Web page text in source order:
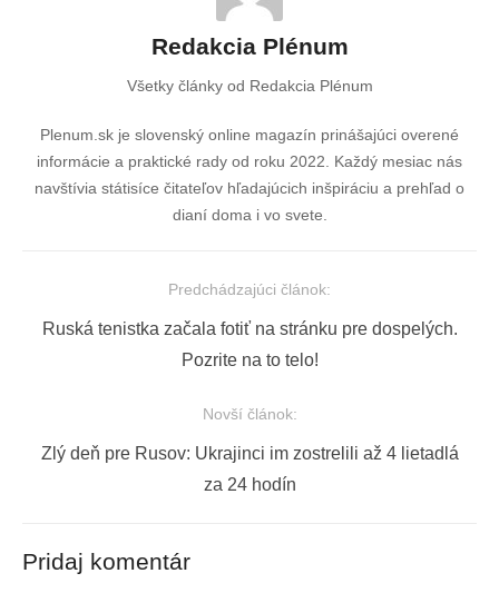
Redakcia Plénum
Všetky články od Redakcia Plénum
Plenum.sk je slovenský online magazín prinášajúci overené
informácie a praktické rady od roku 2022. Každý mesiac nás
navštívia státisíce čitateľov hľadajúcich inšpiráciu a prehľad o
dianí doma i vo svete.
Predchádzajúci článok:
Previous
Ruská tenistka začala fotiť na stránku pre dospelých.
Pozrite na to telo!
Novší článok:
Next
Zlý deň pre Rusov: Ukrajinci im zostrelili až 4 lietadlá
za 24 hodín
Pridaj komentár